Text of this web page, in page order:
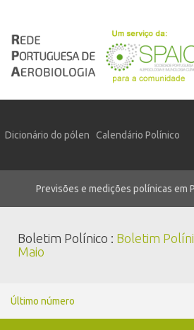
Dicionário do pólen Calendário Polínico
Previsões e medições polínicas em
Boletim Polínico : Boletim
Maio
Último número